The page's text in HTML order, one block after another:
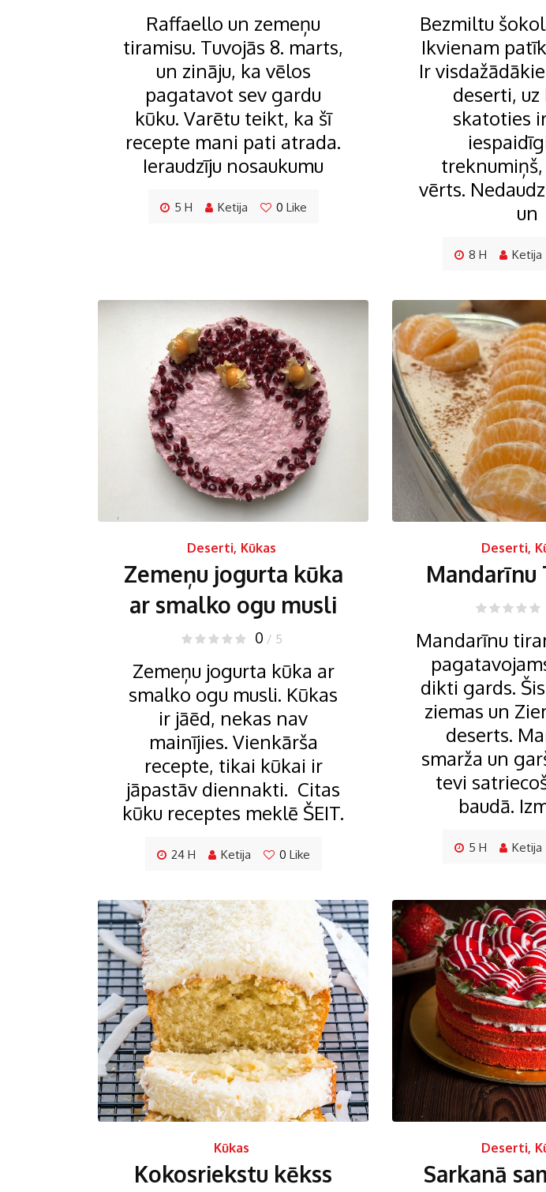
Raffaello un zemeņu
tiramisu. Tuvojās 8. marts,
un zināju, ka vēlos
pagatavot sev gardu
kūku. Varētu teikt, ka šī
recepte mani pati atrada.
Ieraudzīju nosaukumu
5 H Ketija 0 Like
Bezmiltu
Ikvienam
Ir
deserti,
skatoties
vērts.
un
8 H Ketija
Deserti, Kūkas
Zemeņu jogurta kūka
ar smalko ogu musli
0 / 5
Zemeņu jogurta kūka ar
smalko ogu musli. Kūkas
ir jāēd, nekas nav
mainījies. Vienkārša
recepte, tikai kūkai ir
jāpastāv diennakti. Citas
kūku receptes meklē ŠEIT.
24 H Ketija 0 Like
Deserti,
Mandarīnu
Mandarīnu
dikti gards.
ziemas un
deserts.
smarža un
tevi
baudā.
5 H Ketija
Kūkas
Kokosriekstu kēkss
Deserti,
Sarkanā